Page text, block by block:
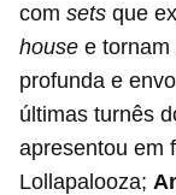
com sets que
house e tornam
profunda e
últimas turnês
apresentou em
Lollapalooza;